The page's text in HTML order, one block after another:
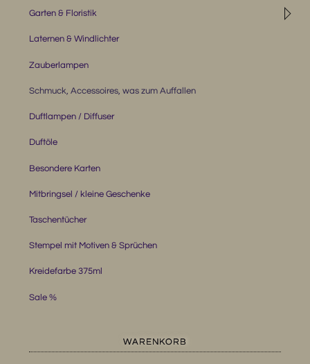
◹
Garten & Floristik
Laternen & Windlichter
Zauberlampen
Schmuck, Accessoires, was zum Auffallen
Duftlampen / Diffuser
Duftöle
Besondere Karten
Mitbringsel / kleine Geschenke
Taschentücher
Stempel mit Motiven & Sprüchen
Kreidefarbe 375ml
Sale %
WARENKORB